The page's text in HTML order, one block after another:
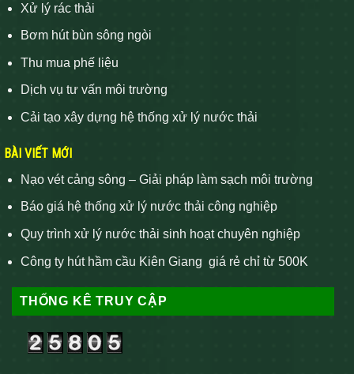
Xử lý rác thải
Bơm hút bùn sông ngòi
Thu mua phế liệu
Dịch vụ tư vấn môi trường
Cải tạo xây dựng hệ thống xử lý nước thải
BÀI VIẾT MỚI
Nạo vét cảng sông – Giải pháp làm sạch môi trường
Báo giá hệ thống xử lý nước thải công nghiệp
Quy trình xử lý nước thải sinh hoạt chuyên nghiệp
Công ty hút hầm cầu Kiên Giang giá rẻ chỉ từ 500K
THỐNG KÊ TRUY CẬP